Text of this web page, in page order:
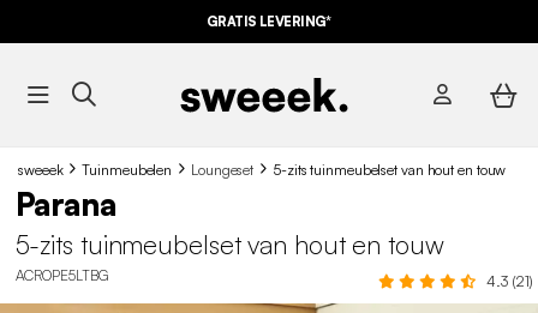
GRATIS LEVERING*
sweeek Tuinmeubelen Loungeset 5-zits tuinmeubelset van hout en touw
Parana
5-zits tuinmeubelset van hout en touw
ACROPE5LTBG 4.3 (21)